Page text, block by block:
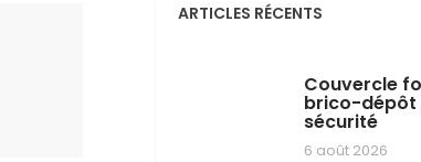
ARTICLES RÉCENTS
Couvercle
brico-dépôt
sécurité
6 août 2026